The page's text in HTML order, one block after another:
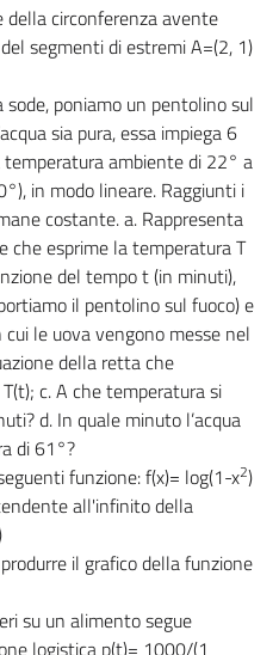
della circonferenza avente
segmenti di estremi A=(2, 1)
sode, poniamo un pentolino sul
sia pura, essa impiega 6
ambiente di 22° a
in modo lineare. Raggiunti i
costante. a. Rappresenta
che esprime la temperatura T
del tempo t (in minuti),
il pentolino sul fuoco) e
le uova vengono messe nel
della retta che
c. A che temperatura si
d. In quale minuto l’acqua
di 61°?
funzione: f(x)= log(1-x2)
all'infinito della
il grafico della funzione
su un alimento segue
logistica p(t)= 1000/(1